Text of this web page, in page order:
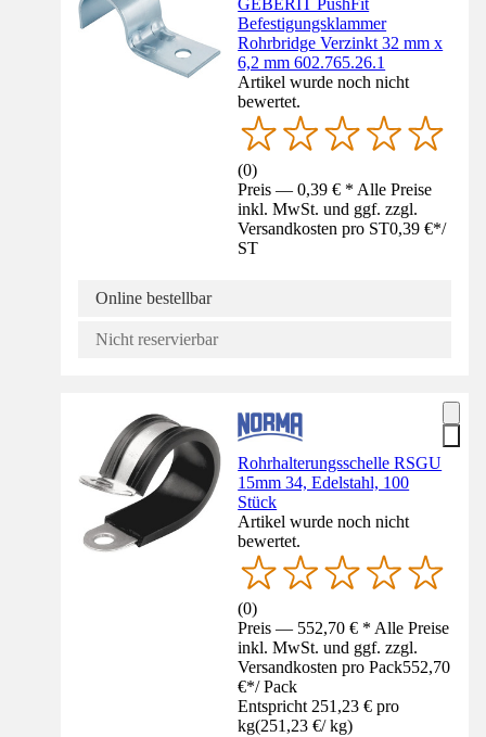
Befestigungsklammer
Rohrbridge Verzinkt 32 mm x
6,2 mm 602.765.26.1
Artikel wurde noch nicht
bewertet.
(0)
Preis — 0,39 € * Alle Preise
inkl. MwSt. und ggf. zzgl.
Versandkosten pro ST0,39 €*/
ST
Online bestellbar
Nicht reservierbar
Rohrhalterungsschelle RSGU
15mm 34, Edelstahl, 100
Stück
Artikel wurde noch nicht
bewertet.
(0)
Preis — 552,70 € * Alle Preise
inkl. MwSt. und ggf. zzgl.
Versandkosten pro Pack552,70
€*/ Pack
Entspricht 251,23 € pro
kg(251,23 €/ kg)